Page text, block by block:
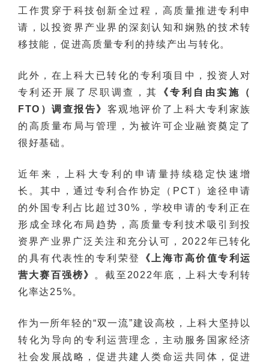
工作贯穿于科技创新全过程，高质量推进专利申
请，以投资界产业界的深刻认知和娴熟的技术转
移技能，促进高质量专利的持续产出与转化。
此外，在上科大已转化的专利项目中，投资人对
专利还开展了尽职调查，其
《专利自由实施（
FTO）调查报告》 客观地评价了上科大专利家族
的高质量布局与管理，为被许可企业融资奠定了
很好基础。
近年来，上科大专利的申请量持续稳定快速增
长。其中，通过专利合作协定（PCT）途径申请
的外国专利占比超过30%，学校申请的专利正在
形成全球化布局趋势，高质量专利技术吸引到投
资界产业界广泛关注和充分认可，2022年已转化
的具有代表性的专利荣登
《上海市高价值专利运
营大赛百强榜》
。截至2022年底，上科大专利转
化率达25%。
作为一所年轻的“双一流”建设高校，上科大坚持以
转化为导向的专利运营理念，主动服务国家经济
社会发展战略，促进共建人类命运共同体，促进